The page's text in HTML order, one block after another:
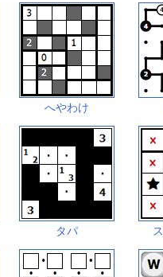
へやわけ
タパ